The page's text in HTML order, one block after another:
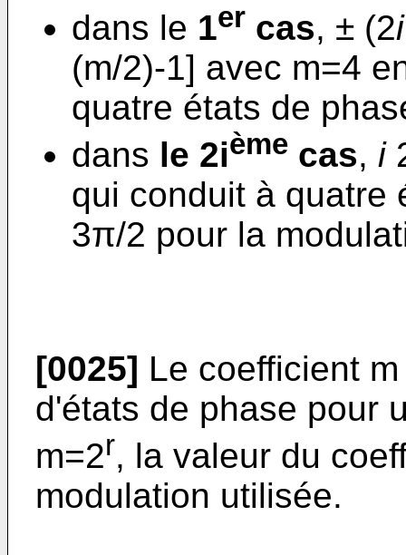
dans le 1er cas, ± (2i
(m/2)-1] avec m=4
quatre états de
dans le 2ième cas, i
qui conduit à
3π/2 pour la
[0025] Le coefficient
d'états de phase pour
m=2r, la valeur du
modulation utilisée.